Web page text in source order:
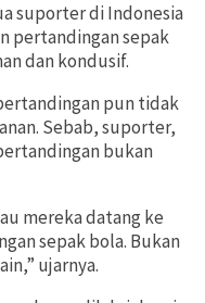
suporter di Indonesia
pertandingan sepak
dan kondusif.
pun tidak
Sebab, suporter,
bukan
mereka datang ke
sepak bola. Bukan
ujarnya.